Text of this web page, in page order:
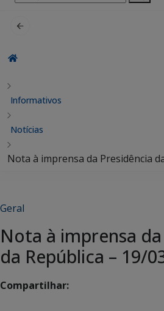
por:
Informativos
Notícias
Nota à imprensa da Presidência
Geral
Nota à imprensa
da República – 19/
Compartilhar: